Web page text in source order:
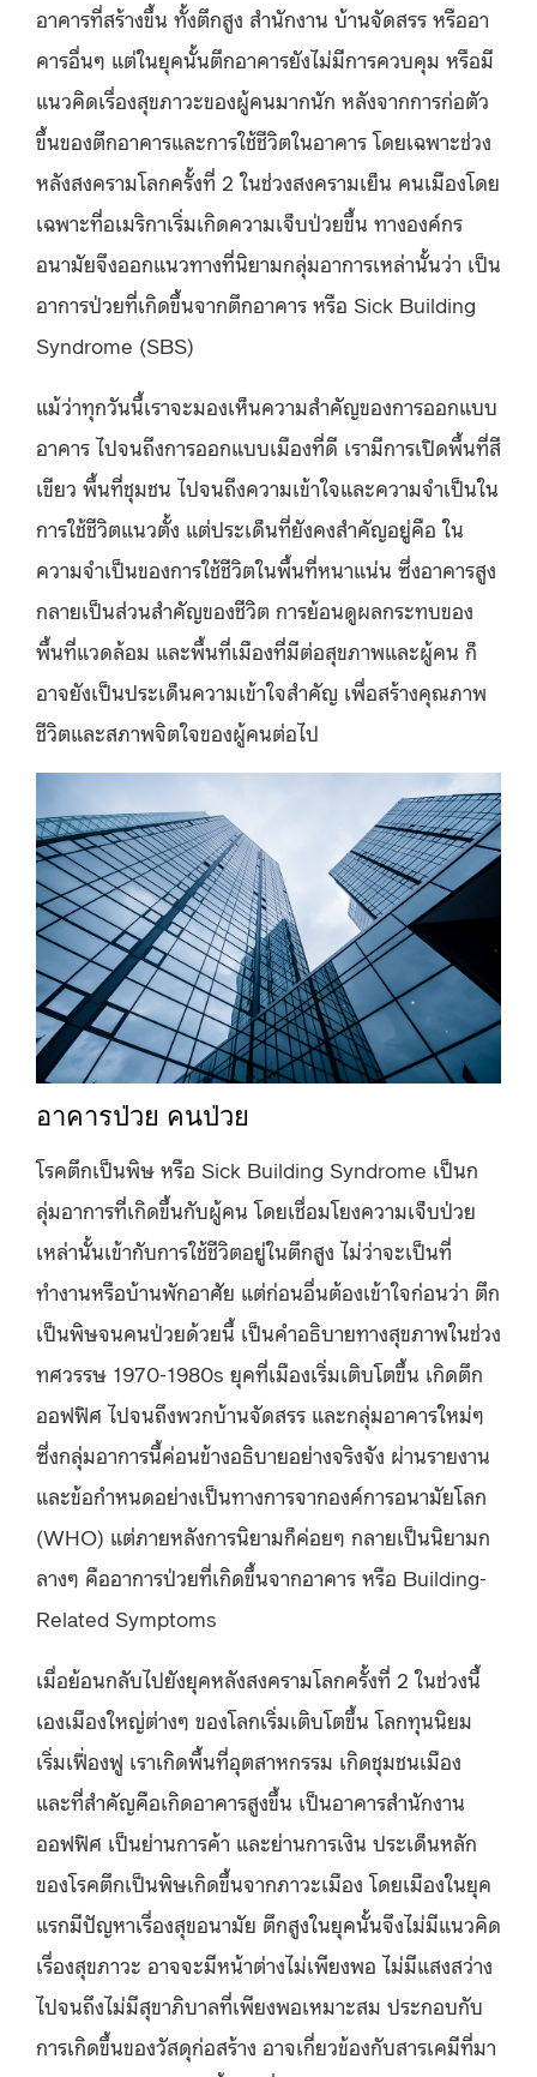
อาคารที่สร้างขึ้น ทั้งตึกสูง สำนักงาน บ้านจัดสรร หรืออา
คารอื่นๆ แต่ในยุคนั้นตึกอาคารยังไม่มีการควบคุม หรือมี
แนวคิดเรื่องสุขภาวะของผู้คนมากนัก หลังจากการก่อตัว
ขึ้นของตึกอาคารและการใช้ชีวิตในอาคาร โดยเฉพาะช่วง
หลังสงครามโลกครั้งที่ 2 ในช่วงสงครามเย็น คนเมืองโดย
เฉพาะที่อเมริกาเริ่มเกิดความเจ็บป่วยขึ้น ทางองค์กร
อนามัยจึงออกแนวทางที่นิยามกลุ่มอาการเหล่านั้นว่า เป็น
อาการป่วยที่เกิดขึ้นจากตึกอาคาร หรือ Sick Building
Syndrome (SBS)
แม้ว่าทุกวันนี้เราจะมองเห็นความสำคัญของการออกแบบ
อาคาร ไปจนถึงการออกแบบเมืองที่ดี เรามีการเปิดพื้นที่สี
เขียว พื้นที่ชุมชน ไปจนถึงความเข้าใจและความจำเป็นใน
การใช้ชีวิตแนวตั้ง แต่ประเด็นที่ยังคงสำคัญอยู่คือ ใน
ความจำเป็นของการใช้ชีวิตในพื้นที่หนาแน่น ซึ่งอาคารสูง
กลายเป็นส่วนสำคัญของชีวิต การย้อนดูผลกระทบของ
พื้นที่แวดล้อม และพื้นที่เมืองที่มีต่อสุขภาพและผู้คน ก็
อาจยังเป็นประเด็นความเข้าใจสำคัญ เพื่อสร้างคุณภาพ
ชีวิตและสภาพจิตใจของผู้คนต่อไป
อาคารป่วย คนป่วย
โรคตึกเป็นพิษ หรือ Sick Building Syndrome เป็นก
ลุ่มอาการที่เกิดขึ้นกับผู้คน โดยเชื่อมโยงความเจ็บป่วย
เหล่านั้นเข้ากับการใช้ชีวิตอยู่ในตึกสูง ไม่ว่าจะเป็นที่
ทำงานหรือบ้านพักอาศัย แต่ก่อนอื่นต้องเข้าใจก่อนว่า ตึก
เป็นพิษจนคนป่วยด้วยนี้ เป็นคำอธิบายทางสุขภาพในช่วง
ทศวรรษ 1970-1980s ยุคที่เมืองเริ่มเติบโตขึ้น เกิดตึก
ออฟฟิศ ไปจนถึงพวกบ้านจัดสรร และกลุ่มอาคารใหม่ๆ
ซึ่งกลุ่มอาการนี้ค่อนข้างอธิบายอย่างจริงจัง ผ่านรายงาน
และข้อกำหนดอย่างเป็นทางการจากองค์การอนามัยโลก
(WHO) แต่ภายหลังการนิยามก็ค่อยๆ กลายเป็นนิยามก
ลางๆ คืออาการป่วยที่เกิดขึ้นจากอาคาร หรือ Building-
Related Symptoms
เมื่อย้อนกลับไปยังยุคหลังสงครามโลกครั้งที่ 2 ในช่วงนี้
เองเมืองใหญ่ต่างๆ ของโลกเริ่มเติบโตขึ้น โลกทุนนิยม
เริ่มเฟื่องฟู เราเกิดพื้นที่อุตสาหกรรม เกิดชุมชนเมือง
และที่สำคัญคือเกิดอาคารสูงขึ้น เป็นอาคารสำนักงาน
ออฟฟิศ เป็นย่านการค้า และย่านการเงิน ประเด็นหลัก
ของโรคตึกเป็นพิษเกิดขึ้นจากภาวะเมือง โดยเมืองในยุค
แรกมีปัญหาเรื่องสุขอนามัย ตึกสูงในยุคนั้นจึงไม่มีแนวคิด
เรื่องสุขภาวะ อาจจะมีหน้าต่างไม่เพียงพอ ไม่มีแสงสว่าง
ไปจนถึงไม่มีสุขาภิบาลที่เพียงพอเหมาะสม ประกอบกับ
การเกิดขึ้นของวัสดุก่อสร้าง อาจเกี่ยวข้องกับสารเคมีที่มา